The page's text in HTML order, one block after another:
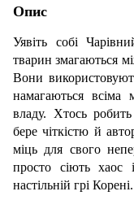
Опис
Уявіть собі
тварин змагаються
Вони
намагаються
владу. Хтось
бере чіткістю й
міць для свого
просто сіють хаос
настільній грі Корені.